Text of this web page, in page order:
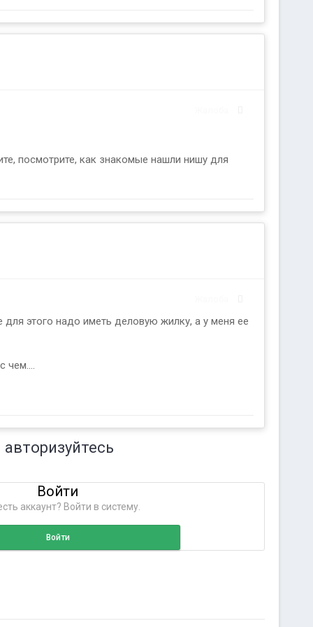
посмотрите, как знакомые нашли нишу для
этого надо иметь деловую жилку, а у меня ее
чем....
Войти
аккаунт? Войти в систему.
Войти